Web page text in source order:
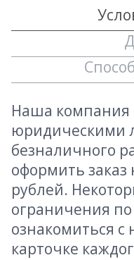
Наша компания
юридическими
безналичного
оформить заказ
рублей.
ограничения
ознакомиться
карточке